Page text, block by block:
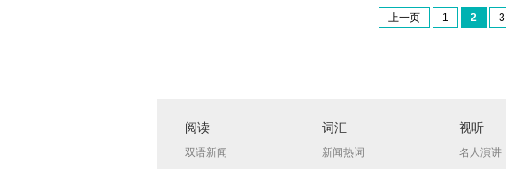
上一页 1 2 3
阅读
双语新闻
词汇
新闻热词
视听
名人演讲